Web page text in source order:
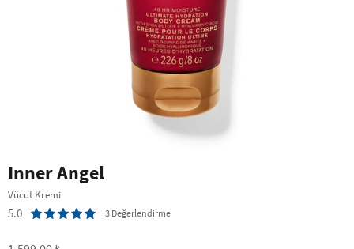
Inner Angel
Vücut Kremi
5.0 3 Değerlendirme